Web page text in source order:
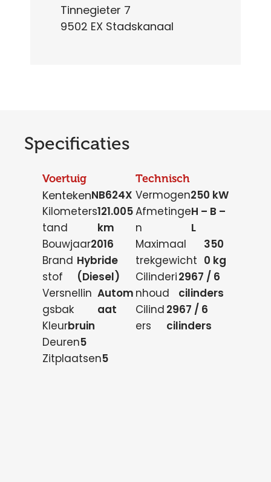
Tinnegieter 7
9502 EX Stadskanaal
Specificaties
Voertuig
KentekenNB624X
Kilometers
tand
121.005
km
Bouwjaar2016
Brand
stof
Hybride
(Diesel)
Versnellin
gsbak
Autom
aat
Kleurbruin
Deuren5
Zitplaatsen5
Technisch
Vermogen250 kW
Afmetinge
n
H – B –
L
Maximaal
trekgewicht
350
0 kg
Cilinderi
nhoud
2967 / 6
cilinders
Cilind
ers
2967 / 6
cilinders